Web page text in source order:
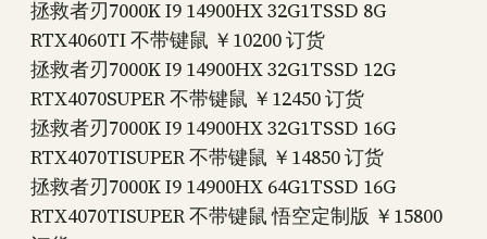
拯救者刃7000K I9 14900HX 32G1TSSD 8G
RTX4060TI 不带键鼠 ￥10200 订货
拯救者刃7000K I9 14900HX 32G1TSSD 12G
RTX4070SUPER 不带键鼠 ￥12450 订货
拯救者刃7000K I9 14900HX 32G1TSSD 16G
RTX4070TISUPER 不带键鼠 ￥14850 订货
拯救者刃7000K I9 14900HX 64G1TSSD 16G
RTX4070TISUPER 不带键鼠 悟空定制版 ￥15800